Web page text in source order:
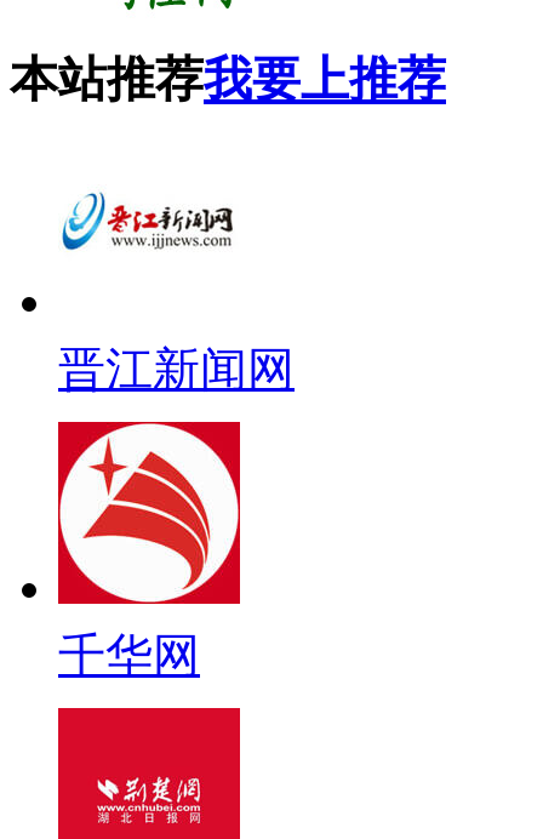
本站推荐我要上推荐
晋江新闻网
千华网